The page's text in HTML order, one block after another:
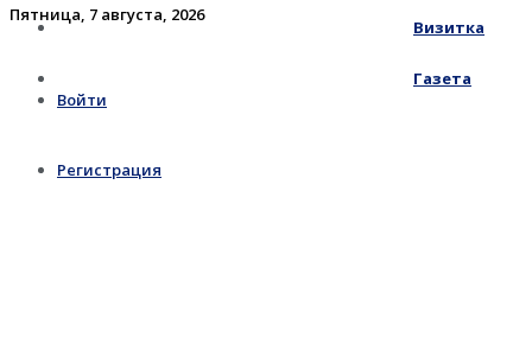
Пятница, 7 августа, 2026
Войти
Регистрация
Визитка
Газета